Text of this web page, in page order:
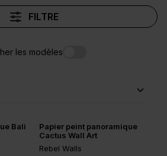
FILTRE
les modèles
Bali
Papier peint panoramique
Cactus Wall Art
Rebel Walls